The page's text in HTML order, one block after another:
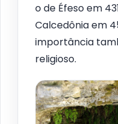
o de Éfeso em
Calcedônia em
importância
religioso.